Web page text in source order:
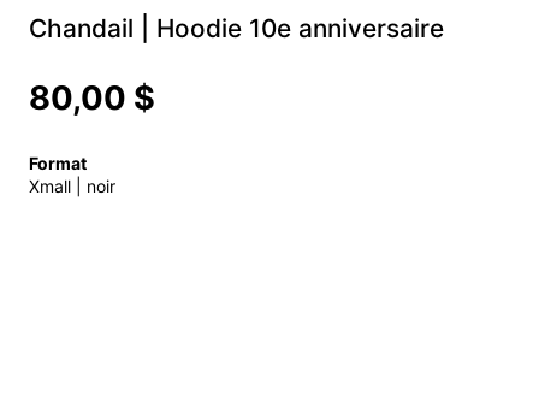
Chandail | Hoodie 10e anniversaire
80,00 $
Format
Xmall | noir